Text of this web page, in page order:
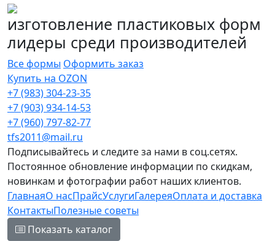
изготовление пластиковых форм
лидеры среди производителей
Все формы Оформить заказ
Купить на OZON
+7 (983) 304-23-35
+7 (903) 934-14-53
+7 (960) 797-82-77
tfs2011@mail.ru
Подписывайтесь и следите за нами в соц.сетях.
Постоянное обновление информации по скидкам,
новинкам и фотографии работ наших клиентов.
ГлавнаяО насПрайсУслугиГалереяОплата и доставка
КонтактыПолезные советы
Показать каталог